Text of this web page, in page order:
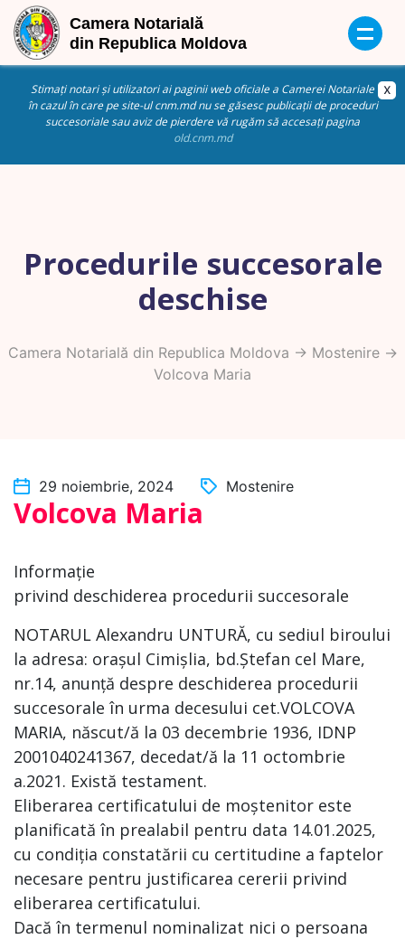
Stimați notari și utilizatori ai paginii web oficiale a Camerei Notariale
în cazul în care pe site-ul cnm.md nu se găsesc publicații de proceduri
succesoriale sau aviz de pierdere vă rugăm să accesați pagina
old.cnm.md
Procedurile succesorale
deschise
Camera Notarială din Republica Moldova -> Mostenire->
Volcova Maria
29 noiembrie, 2024 Mostenire
Volcova Maria
Informație
privind deschiderea procedurii succesorale
NOTARUL Alexandru UNTURĂ, cu sediul biroului
la adresa: orașul Cimișlia, bd.Ștefan cel Mare,
nr.14, anunță despre deschiderea procedurii
succesorale în urma decesului cet.VOLCOVA
MARIA, născut/ă la 03 decembrie 1936, IDNP
2001040241367, decedat/ă la 11 octombrie
a.2021. Există testament.
Eliberarea certificatului de moștenitor este
planificată în prealabil pentru data 14.01.2025,
cu condiția constatării cu certitudine a faptelor
necesare pentru justificarea cererii privind
eliberarea certificatului.
Dacă în termenul nominalizat nici o persoana